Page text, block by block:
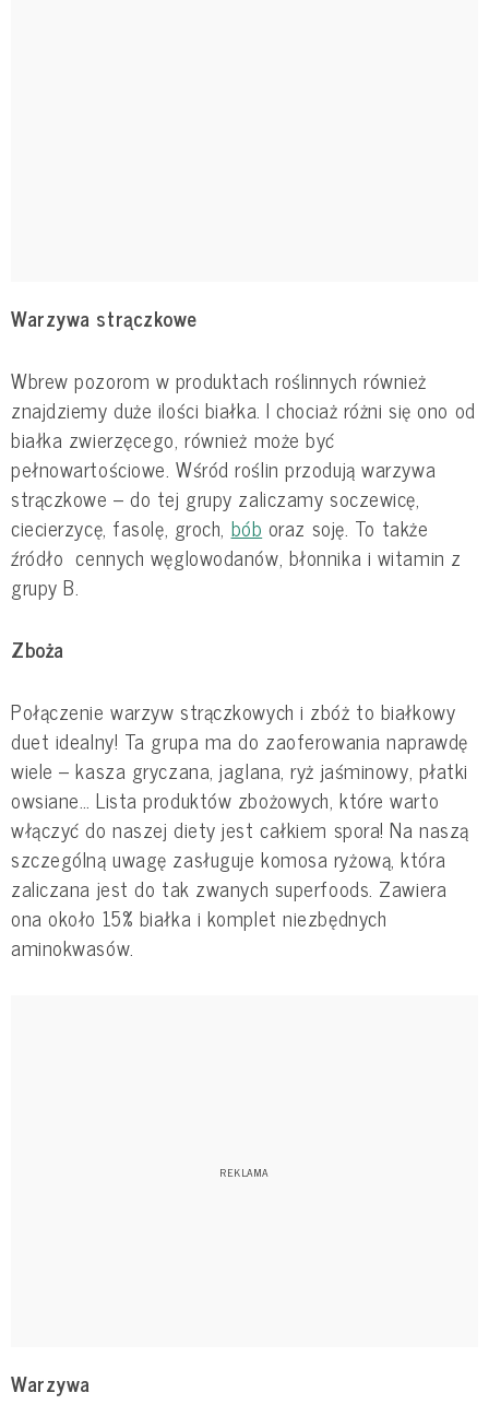
Warzywa strączkowe
Wbrew pozorom w produktach roślinnych również
znajdziemy duże ilości białka. I chociaż różni się ono od
białka zwierzęcego, również może być
pełnowartościowe. Wśród roślin przodują warzywa
strączkowe – do tej grupy zaliczamy soczewicę,
ciecierzycę, fasolę, groch, bób oraz soję. To także
źródło cennych węglowodanów, błonnika i witamin z
grupy B.
Zboża
Połączenie warzyw strączkowych i zbóż to białkowy
duet idealny! Ta grupa ma do zaoferowania naprawdę
wiele – kasza gryczana, jaglana, ryż jaśminowy, płatki
owsiane… Lista produktów zbożowych, które warto
włączyć do naszej diety jest całkiem spora! Na naszą
szczególną uwagę zasługuje komosa ryżową, która
zaliczana jest do tak zwanych superfoods. Zawiera
ona około 15% białka i komplet niezbędnych
aminokwasów.
Warzywa